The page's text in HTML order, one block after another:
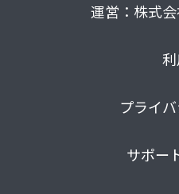
運営：株式
プライ
サポー